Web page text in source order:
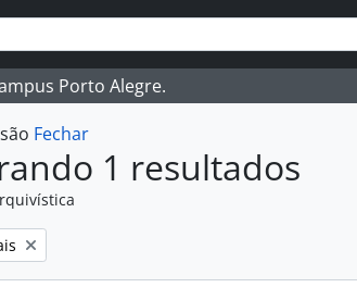
busca
Porto Alegre.
Fechar
1 resultados